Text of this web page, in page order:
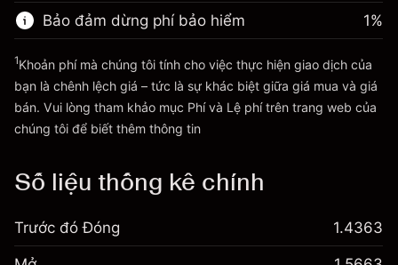
Đi đến nền tảng
Tiền từ đòn bẩy ~ $ $19,000.00
Đi đến nền tảng
Bảo đảm dừng phí bảo hiểm
Phí và Lệ phí
1%
1Khoản phí mà chúng tôi tính cho việc thực hiện giao dịch của
bạn là chênh lệch giá – tức là sự khác biệt giữa giá mua và giá
bán. Vui lòng tham khảo mục Phí và Lệ phítrên trang web của
chúng tôi để biết thêm thông tin
Số liệu thống kê chính
Trước đó Đóng 1.4363